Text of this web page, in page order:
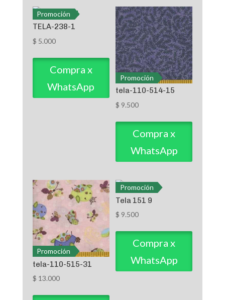
Promoción
TELA-238-1
$ 5.000
Compra x
WhatsApp
Promoción
tela-110-514-15
$ 9.500
Compra x
WhatsApp
Promoción
tela-110-515-31
$ 13.000
Promoción
Tela 151 9
$ 9.500
Compra x
WhatsApp